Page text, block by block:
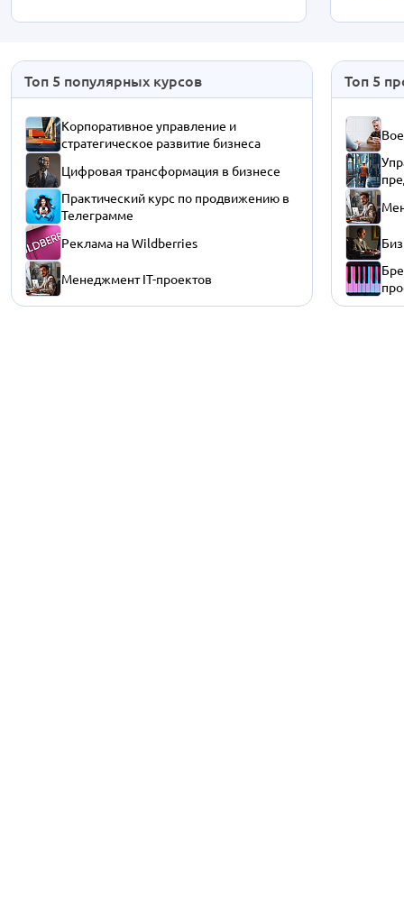
Топ 5 популярных курсов
Корпоративное управление и
стратегическое развитие бизнеса
Цифровая трансформация в бизнесе
Практический курс по продвижению в
Телеграмме
Реклама на Wildberries
Менеджмент IT-проектов
Топ 5